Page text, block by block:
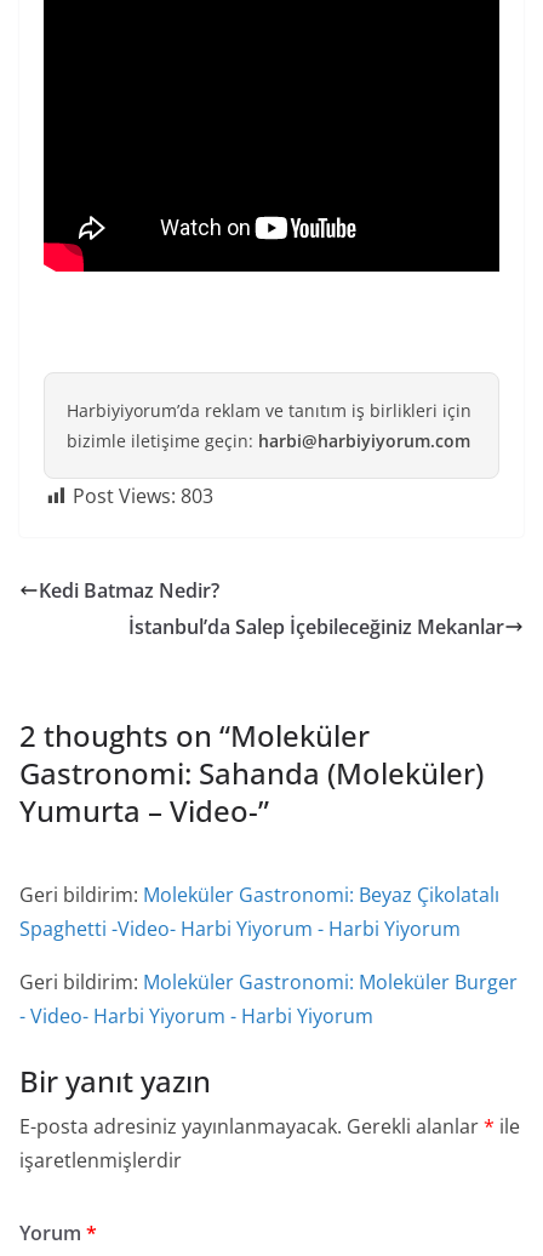
Harbiyiyorum’da reklam ve tanıtım iş birlikleri için
bizimle iletişime geçin: harbi@harbiyiyorum.com
Post Views: 803
Kedi Batmaz Nedir?
İstanbul’da Salep İçebileceğiniz Mekanlar
2 thoughts on “Moleküler
Gastronomi: Sahanda (Moleküler)
Yumurta – Video-”
Geri bildirim: Moleküler Gastronomi: Beyaz Çikolatalı
Spaghetti -Video- Harbi Yiyorum - Harbi Yiyorum
Geri bildirim: Moleküler Gastronomi: Moleküler Burger
- Video- Harbi Yiyorum - Harbi Yiyorum
Bir yanıt yazın
E-posta adresiniz yayınlanmayacak. Gerekli alanlar* ile
işaretlenmişlerdir
Yorum *